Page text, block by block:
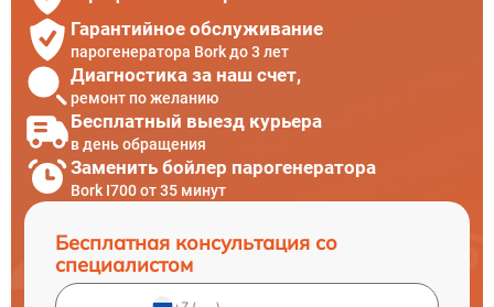
Гарантийное обслуживание
парогенератора Bork до 3 лет
Диагностика за наш счет,
ремонт по желанию
Бесплатный выезд курьера
в день обращения
Заменить бойлер парогенератора
Bork I700 от 35 минут
Бесплатная консультация со
специалистом